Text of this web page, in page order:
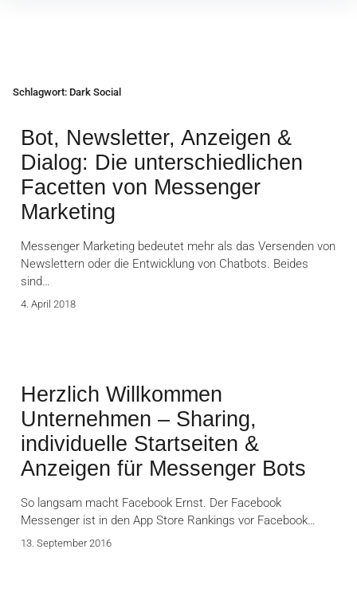
Schlagwort: Dark Social
Bot, Newsletter, Anzeigen &
Dialog: Die unterschiedlichen
Facetten von Messenger
Marketing
Messenger Marketing bedeutet mehr als das Versenden von
Newslettern oder die Entwicklung von Chatbots. Beides
sind…
4. April 2018
Herzlich Willkommen
Unternehmen – Sharing,
individuelle Startseiten &
Anzeigen für Messenger Bots
So langsam macht Facebook Ernst. Der Facebook
Messenger ist in den App Store Rankings vor Facebook…
13. September 2016